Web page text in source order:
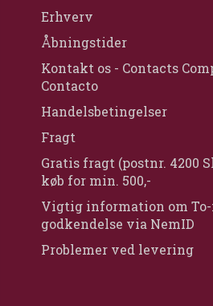
Erhverv
Åbningstider
Kontakt os - Contacts
Contacto
Handelsbetingelser
Fragt
Gratis fragt (postnr. 4200
køb for min. 500,-
Vigtig information om
godkendelse via NemID
Problemer ved levering